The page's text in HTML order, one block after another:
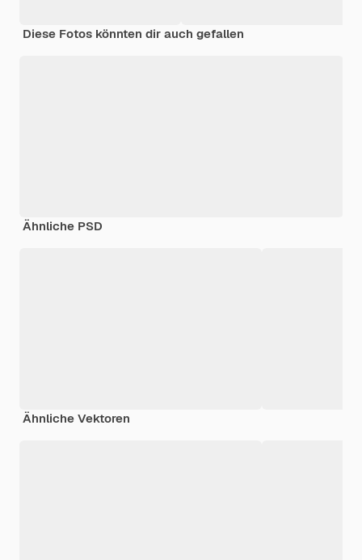
Diese Fotos könnten dir auch gefallen
Ähnliche PSD
Ähnliche Vektoren